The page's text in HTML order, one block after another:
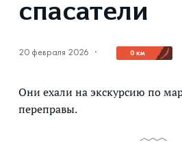
спасатели
20 февраля 2026 · 0 км
Они ехали на экскурсию по
переправы.